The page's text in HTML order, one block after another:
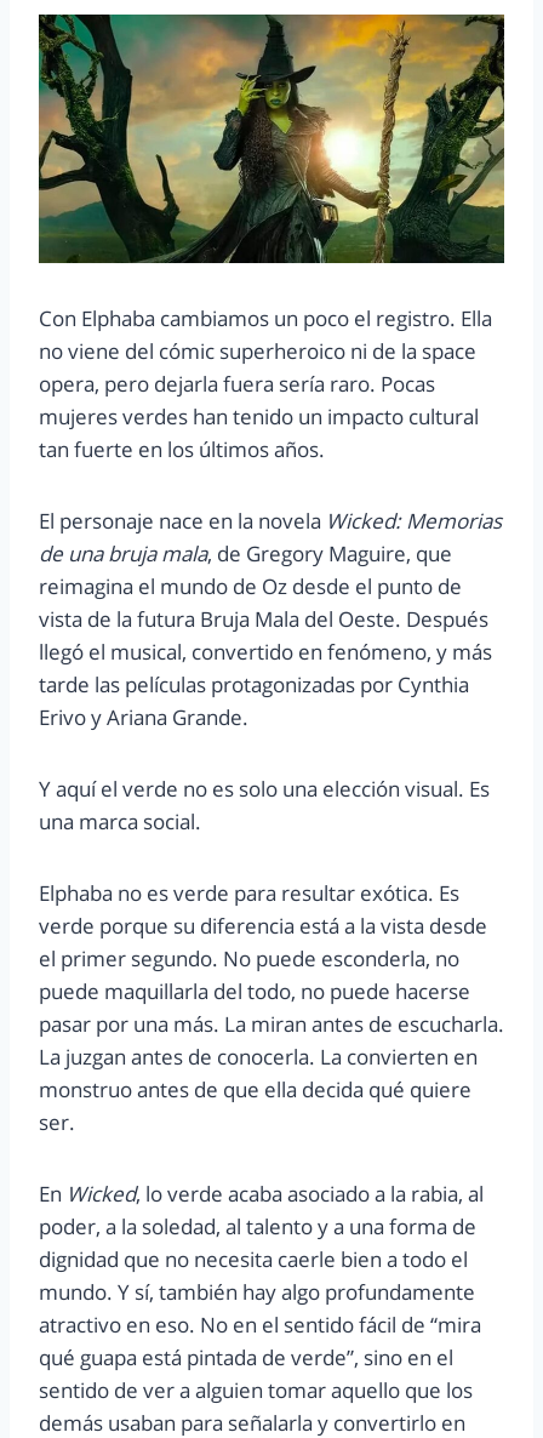
Con Elphaba cambiamos un poco el registro. Ella
no viene del cómic superheroico ni de la space
opera, pero dejarla fuera sería raro. Pocas
mujeres verdes han tenido un impacto cultural
tan fuerte en los últimos años.
El personaje nace en la novela Wicked: Memorias
de una bruja mala, de Gregory Maguire, que
reimagina el mundo de Oz desde el punto de
vista de la futura Bruja Mala del Oeste. Después
llegó el musical, convertido en fenómeno, y más
tarde las películas protagonizadas por Cynthia
Erivo y Ariana Grande.
Y aquí el verde no es solo una elección visual. Es
una marca social.
Elphaba no es verde para resultar exótica. Es
verde porque su diferencia está a la vista desde
el primer segundo. No puede esconderla, no
puede maquillarla del todo, no puede hacerse
pasar por una más. La miran antes de escucharla.
La juzgan antes de conocerla. La convierten en
monstruo antes de que ella decida qué quiere
ser.
En Wicked, lo verde acaba asociado a la rabia, al
poder, a la soledad, al talento y a una forma de
dignidad que no necesita caerle bien a todo el
mundo. Y sí, también hay algo profundamente
atractivo en eso. No en el sentido fácil de “mira
qué guapa está pintada de verde”, sino en el
sentido de ver a alguien tomar aquello que los
demás usaban para señalarla y convertirlo en